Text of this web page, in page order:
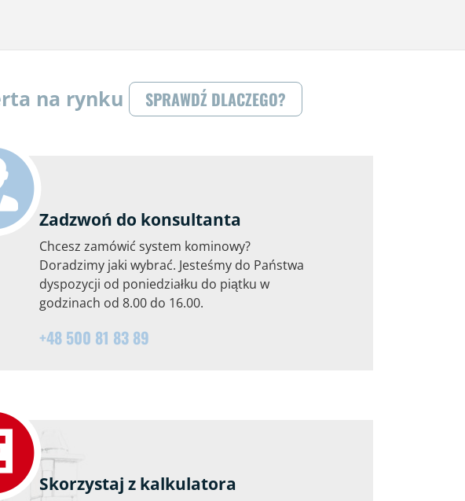
na rynku SPRAWDŹ DLACZEGO?
Zadzwoń do konsultanta
Chcesz zamówić system kominowy?
Doradzimy jaki wybrać. Jesteśmy do Państwa
dyspozycji od poniedziałku do piątku w
godzinach od 8.00 do 16.00.
+48 500 81 83 89
Skorzystaj z kalkulatora